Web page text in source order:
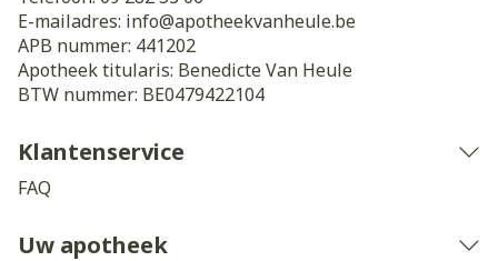
E-mailadres: info@apotheekvanheule.be
APB nummer: 441202
Apotheek titularis: Benedicte Van Heule
BTW nummer: BE0479422104
Klantenservice
FAQ
Uw apotheek